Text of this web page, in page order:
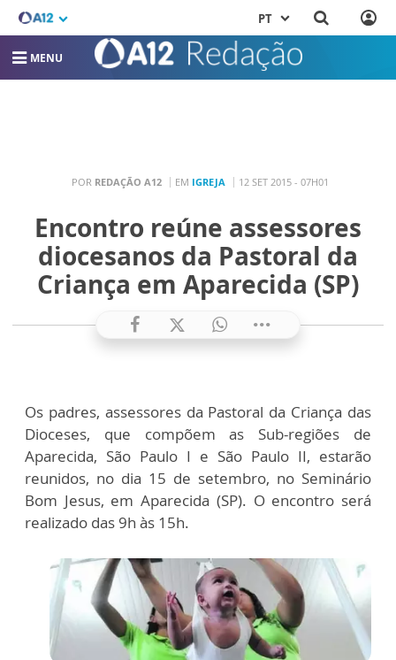
PT
MENU
POR REDAÇÃO A12 EM IGREJA 12 SET 2015 - 07H01
Encontro reúne assessores
diocesanos da Pastoral da
Criança em Aparecida (SP)
Os padres, assessores da Pastoral da Criança das
Dioceses, que compõem as Sub-regiões de
Aparecida, São Paulo I e São Paulo II, estarão
reunidos, no dia 15 de setembro, no Seminário
Bom Jesus, em Aparecida (SP). O encontro será
realizado das 9h às 15h.